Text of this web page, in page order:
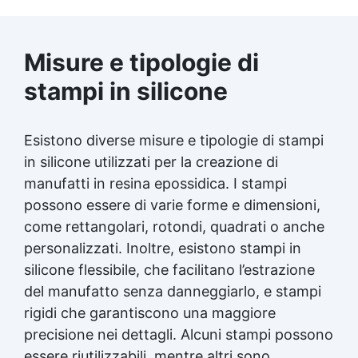
Gomma siliconica per dettagli artistici Gomma
siliconica per modelli artistici Gomma siliconica
per modelli durevoli Gomma siliconica per calchi
complessi Gomma siliconica per modellini
dettagliati Gomma siliconica dettagliata
Gomma siliconica per modelli precisi Gomma
siliconica per calchi precisi Gomma siliconica
per oggetti artistici Gomma siliconica per
dettagli Gomma siliconica per calchi artistici
Gomma siliconica per oggetti durevoli Gomma
siliconica per modelli Gomma siliconica ad alta
precisione Gomma siliconica per dettagli
durevoli Gomma siliconica per modellini Gomma
siliconica per modelli resistenti See all articles
→ Silicone e tempi di asciugatura 15 articles ▸
Formine al silicone Calco silicone Silicone
bicomponente Silicone per calchi Olio di
Misure e tipologie di
stampi in silicone
Esistono diverse misure e tipologie di stampi
in silicone utilizzati per la creazione di
manufatti in resina epossidica. I stampi
possono essere di varie forme e dimensioni,
come rettangolari, rotondi, quadrati o anche
personalizzati. Inoltre, esistono stampi in
silicone flessibile, che facilitano l’estrazione
del manufatto senza danneggiarlo, e stampi
rigidi che garantiscono una maggiore
precisione nei dettagli. Alcuni stampi possono